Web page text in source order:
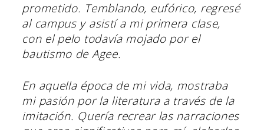
prometido. Temblando, eufórico, regresé
al campus y asistí a mi primera clase,
con el pelo todavía mojado por el
bautismo de Agee.
En aquella época de mi vida, mostraba
mi pasión por la literatura a través de la
imitación. Quería recrear las narraciones